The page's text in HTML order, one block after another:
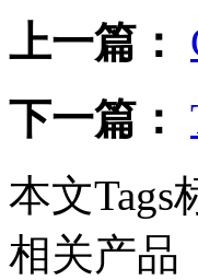
上一篇：
下一篇：
本文Tags
相关产品